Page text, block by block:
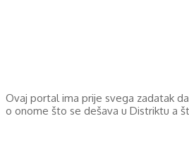
Ovaj portal ima prije svega zadatak
o onome što se dešava u Distriktu a